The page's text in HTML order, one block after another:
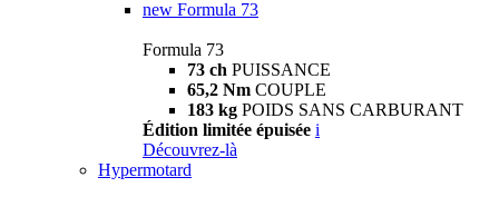
new Formula 73
Formula 73
73 ch PUISSANCE
65,2 Nm COUPLE
183 kg POIDS SANS CARBURANT
Édition limitée épuisée i
Découvrez-là
Hypermotard